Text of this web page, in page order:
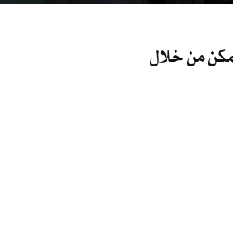
من خلال